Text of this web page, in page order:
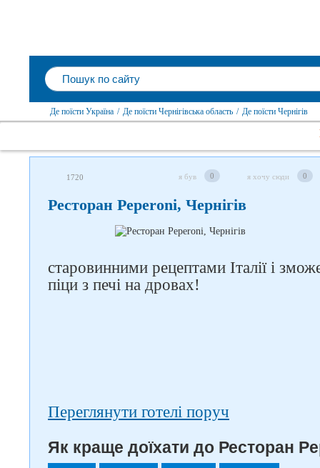
Де поїсти Україна / Де поїсти Чернігівська область / Де поїсти Чернігів
1720 я був 0 я хочу сюди 0
Ресторан Peperoni, Чернігів
старовинними рецептами Італії і
піци з печі на дровах!
Переглянути готелі поруч
Як краще доїхати до Ресторан
Слідкуйте за нами в
соцмережах